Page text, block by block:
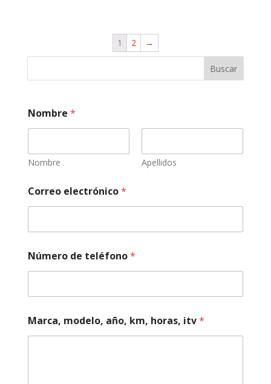
1 2 →
Buscar
Nombre *
Nombre Apellidos
Correo electrónico*
n
f
r
a
c
i
Número de teléfono*
Marca, modelo, año, km, horas, itv*